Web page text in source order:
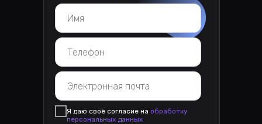
Я даю своё согласие на обработку
персональных данных